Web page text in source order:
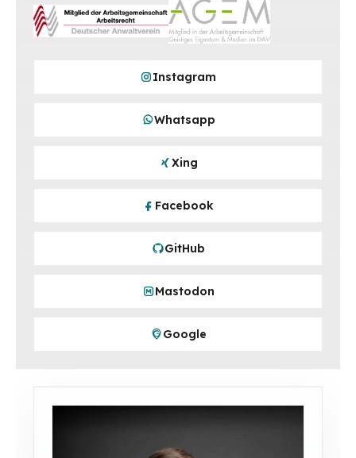
Instagram
Whatsapp
Xing
Facebook
GitHub
Mastodon
Google